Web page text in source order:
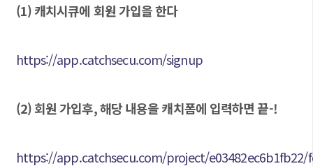
(1) 캐치시큐에 회원 가입을 한다
https://app.catchsecu.com/signup
(2) 회원 가입후, 해당 내용을 캐치폼에 입력하면 끝-!
https://app.catchsecu.com/project/e03482ec6b1fb22/